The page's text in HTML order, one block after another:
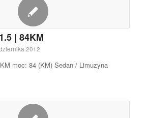
| 84KM
2012
moc: 84 (KM) Sedan / Limuzyna